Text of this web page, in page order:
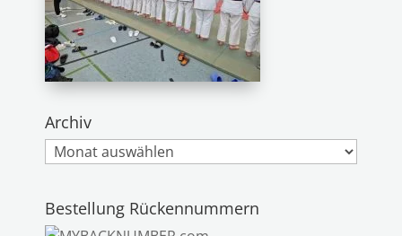
Archiv
Archiv
Bestellung Rückennummern